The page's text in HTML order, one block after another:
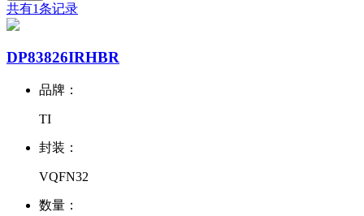
共有1条记录
DP83826IRHBR
品牌：
TI
封装：
VQFN32
数量：